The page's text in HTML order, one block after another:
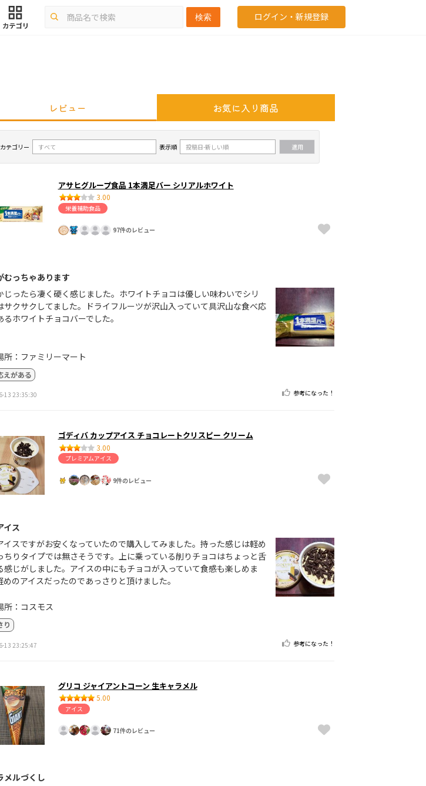
検索 ログイン・新規登録
レビュー お気に入り商品
カテゴリー 表示順
アサヒグループ食品 1本満足バー シリアルホワイト
3.00
栄養補助食品
97件のレビュー
むっちゃあります
じったら凄く硬く感じました。ホワイトチョコは優しい味わいでシリ
サクサクしてました。ドライフルーツが沢山入っていて具沢山な食べ応
るホワイトチョコバーでした。
所：ファミリーマート
えがある
13 23:35:30 参考になった！
ゴディバ カップアイス チョコレートクリスピー クリーム
3.00
プレミアムアイス
9件のレビュー
イス
イスですがお安くなっていたので購入してみました。持った感じは軽め
ちりタイプでは無さそうです。上に乗っている削りチョコはちょっと舌
感じがしました。アイスの中にもチョコが入っていて食感も楽しめま
めのアイスだったのであっさりと頂けました。
所：コスモス
り
13 23:25:47 参考になった！
グリコ ジャイアントコーン 生キャラメル
5.00
アイス
71件のレビュー
メルづくし